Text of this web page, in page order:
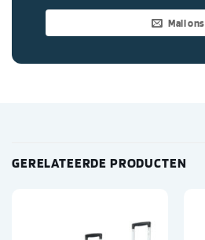
Mail ons
GERELATEERDE PRODUCTEN